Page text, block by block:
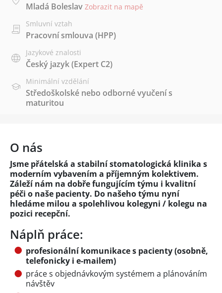
Mladá Boleslav Zobrazit na mapě
Smluvní vztah
Pracovní smlouva (HPP)
Jazykové znalosti
Český jazyk(Expert C2)
Minimální vzdělání
Středoškolské nebo odborné vyučení s
maturitou
O nás
Jsme přátelská a stabilní stomatologická klinika s
moderním vybavením a příjemným kolektivem.
Záleží nám na dobře fungujícím týmu i kvalitní
péči o naše pacienty. Do našeho týmu nyní
hledáme milou a spolehlivou kolegyni / kolegu na
pozici recepční.
Náplň práce:
profesionální komunikace s pacienty (osobně,
telefonicky i e-mailem)
práce s objednávkovým systémem a plánováním
návštěv